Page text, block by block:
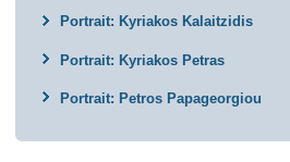
Portrait: Kyriakos Kalaitzidis
Portrait: Kyriakos Petras
Portrait: Petros Papageorgiou